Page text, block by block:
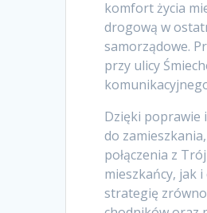
komfort życia
drogową w
samorządowe.
przy ulicy
Dzięki poprawie
do
połączenia z
mieszkańcy, jak
strategię